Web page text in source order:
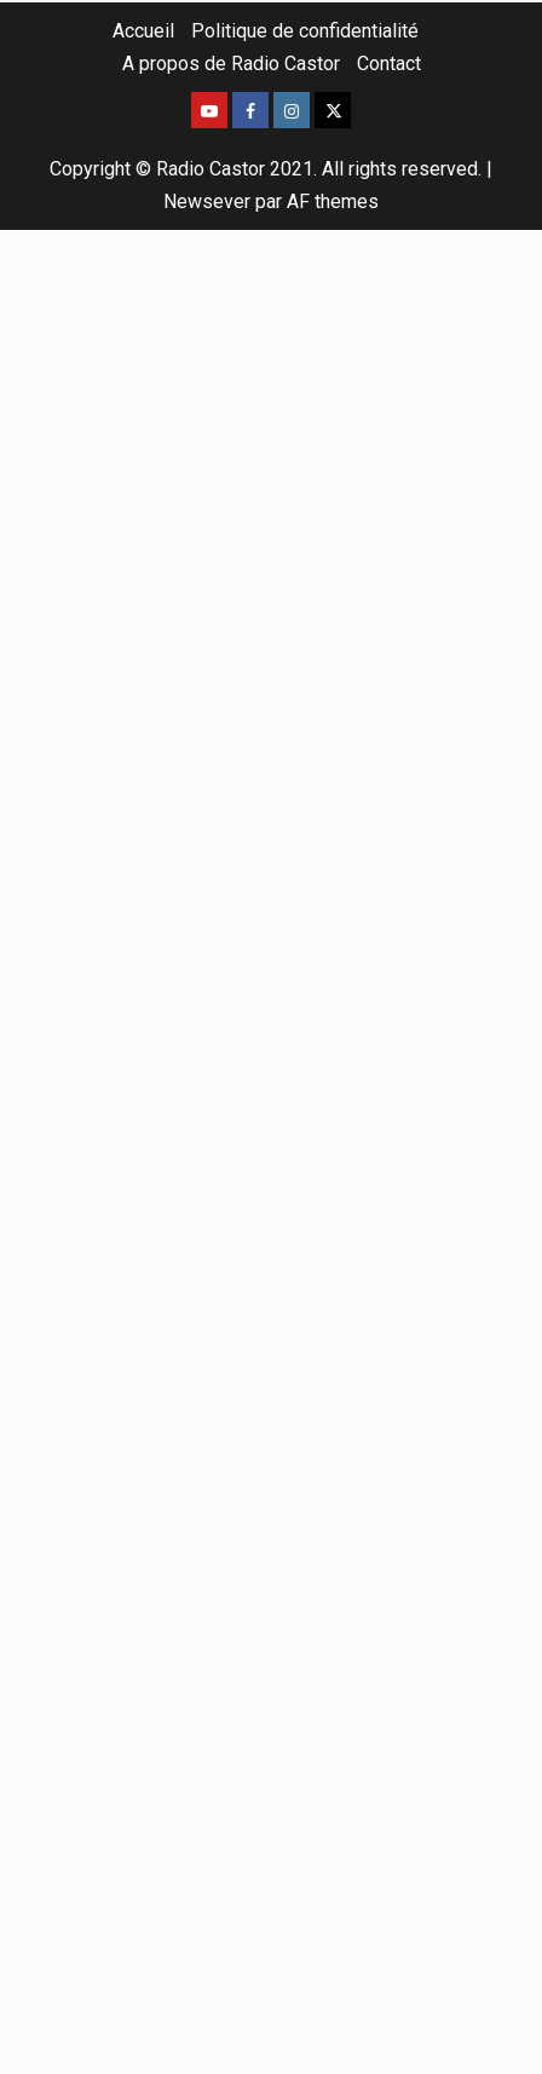
Accueil
Politique de confidentialité
A propos de Radio Castor
Contact
Copyright © Radio Castor 2021. All rights reserved. |
Newsever par AF themes